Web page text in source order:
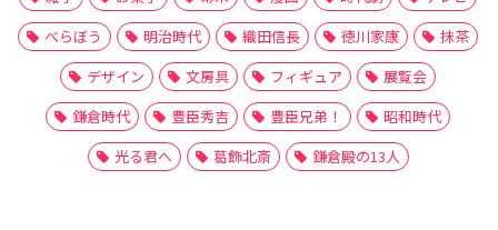
べらぼう
明治時代 織田信長 徳川家康
抹茶
デザイン
文房具 フィギュア
展覧会
鎌倉時代
豊臣秀吉 豊臣兄弟！
昭和時代
光る君へ
葛飾北斎 鎌倉殿の13人